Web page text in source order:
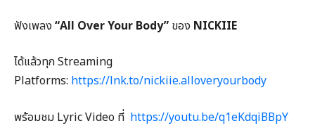
ฟังเพลง “All Over Your Body” ของ NICKIIE
ได้แล้วทุก Streaming
Platforms: https://lnk.to/nickiie.alloveryourbody
พร้อมชม Lyric Video ที่ https://youtu.be/q1eKdqiBBpY